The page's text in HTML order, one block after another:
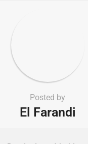
Posted by
El Farandi